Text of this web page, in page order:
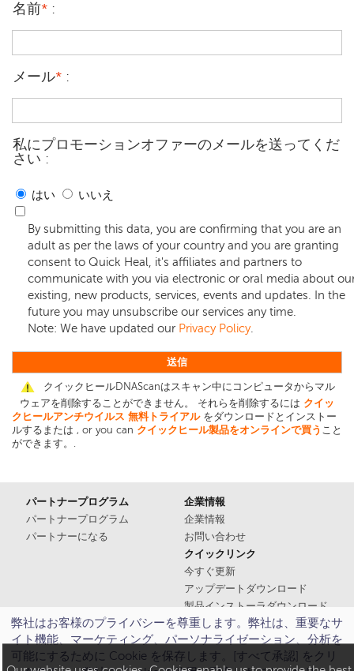
名前* :
メール* :
私にプロモーションオファーのメールを送ってくだ
さい :
はい いいえ
By submitting this data, you are confirming that you are an
adult as per the laws of your country and you are granting
consent to Quick Heal, it's affiliates and partners to
communicate with you via electronic or oral media about
existing, new products, services, events and updates. In the
future you may unsubscribe our services any time.
Note: We have updated our Privacy Policy.
クイックヒールDNAScanはスキャン中にコンピュータからマル
ウェアを削除することができません。 それらを削除するには クイッ
クヒールアンチウイルス 無料トライアルをダウンロードとインストー
ルするまたは , or you can クイックヒール製品をオンラインで買う こと
ができます。.
企業情報
企業情報
お問い合わせ
パートナープログラム
パートナープログラム
パートナーになる
クイックリンク
今すぐ更新
アップデートダウンロード
製品インストーラダウンロード
マニュアル
Threat Report
弊社はお客様のプライバシーを尊重します。弊社は、重要なサ
イト機能、マーケティング、パーソナライゼーション、分析を
可能にするために Cookie を保存します。[すべて承認] をクリ